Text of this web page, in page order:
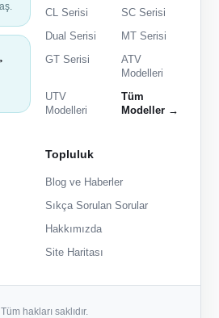
CL Serisi
SC Serisi
Dual Serisi
MT Serisi
GT Serisi
ATV
Modelleri
UTV
Modelleri
Tüm
Modeller →
Topluluk
Blog ve Haberler
Sıkça Sorulan Sorular
Hakkımızda
Site Haritası
hakları saklıdır.